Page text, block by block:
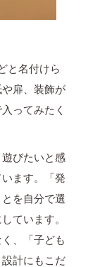
と名付けら
扉、装飾が
ってみたく
びたいと感
ます。「発
を自分で選
ています。
、「子ども
計にもこだ